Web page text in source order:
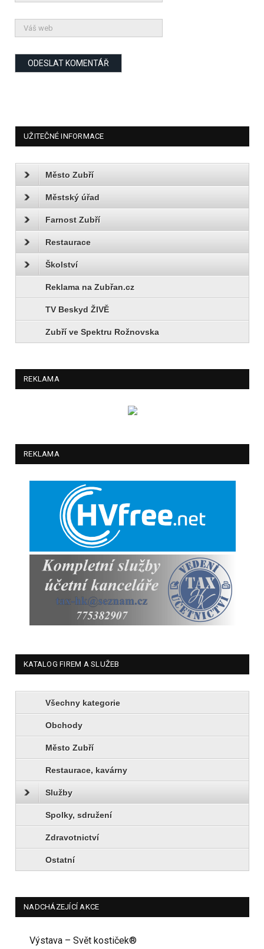
UŽITEČNÉ INFORMACE
Město Zubří
Městský úřad
Farnost Zubří
Restaurace
Školství
Reklama na Zubřan.cz
TV Beskyd ŽIVĚ
Zubří ve Spektru Rožnovska
REKLAMA
REKLAMA
KATALOG FIREM A SLUŽEB
Všechny kategorie
Obchody
Město Zubří
Restaurace, kavárny
Služby
Spolky, sdružení
Zdravotnictví
Ostatní
NADCHÁZEJÍCÍ AKCE
Výstava – Svět kostiček®